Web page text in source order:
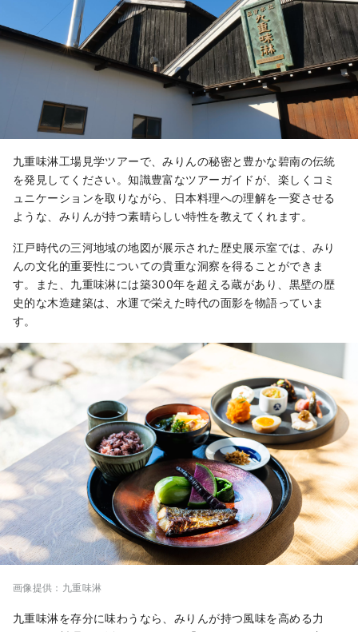
九重味淋工場見学ツアーで、みりんの秘密と豊かな碧南の伝統
を発見してください。知識豊富なツアーガイドが、楽しくコミ
ュニケーションを取りながら、日本料理への理解を一変させる
ような、みりんが持つ素晴らしい特性を教えてくれます。
江戸時代の三河地域の地図が展示された歴史展示室では、みり
んの文化的重要性についての貴重な洞察を得ることができま
す。また、九重味淋には築300年を超える蔵があり、黒壁の歴
史的な木造建築は、水運で栄えた時代の面影を物語っていま
す。
画像提供：九重味淋
九重味淋を存分に味わうなら、みりんが持つ風味を高める力